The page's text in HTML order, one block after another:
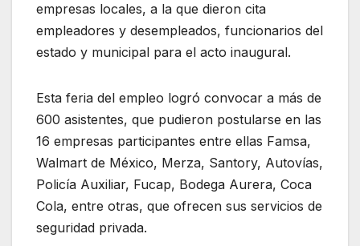
empresas locales, a la que dieron cita
empleadores y desempleados, funcionarios del
estado y municipal para el acto inaugural.
Esta feria del empleo logró convocar a más de
600 asistentes, que pudieron postularse en las
16 empresas participantes entre ellas Famsa,
Walmart de México, Merza, Santory, Autovías,
Policía Auxiliar, Fucap, Bodega Aurera, Coca
Cola, entre otras, que ofrecen sus servicios de
seguridad privada.